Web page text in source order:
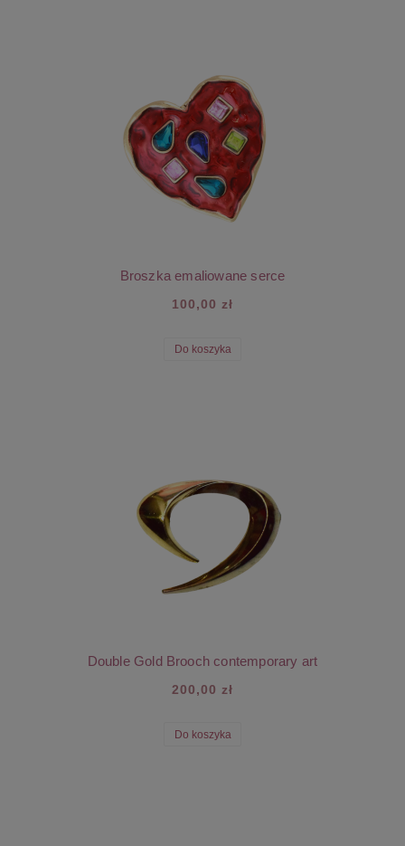
Broszka emaliowane serce
100,00 zł
Do koszyka
Double Gold Brooch contemporary art
200,00 zł
Do koszyka